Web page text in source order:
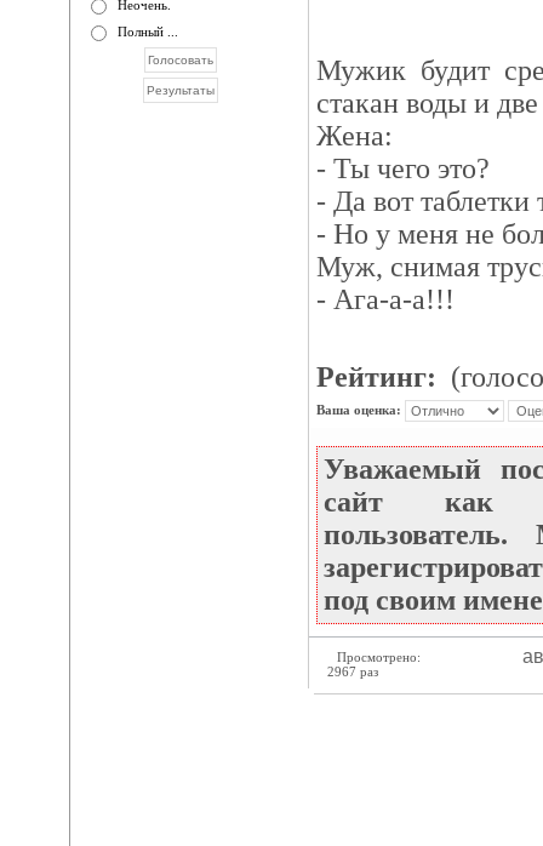
Неочень.
Полный ...
Мужик будит
стакан воды и
Жена:
- Ты чего это?
- Да вот таблетки
- Но у меня не
Муж, снимая
- Ага-a-a!!!
Рейтинг:
Ваша оценка:
Уважаемый
сайт как
под своим
Просмотрено:
2967 раз